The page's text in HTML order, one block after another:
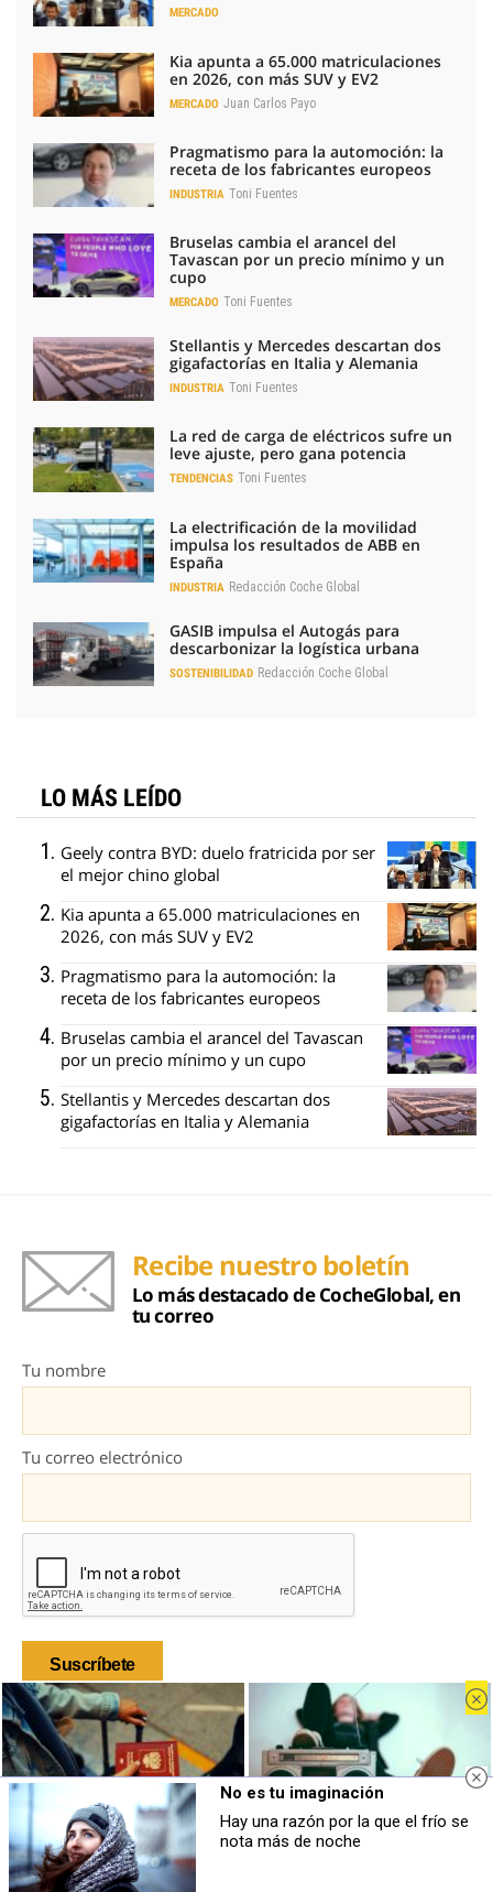
MERCADO
Kia apunta a 65.000 matriculaciones
en 2026, con más SUV y EV2
MERCADO Juan Carlos Payo
Pragmatismo para la automoción: la
receta de los fabricantes europeos
INDUSTRIA Toni Fuentes
Bruselas cambia el arancel del
Tavascan por un precio mínimo y un
cupo
MERCADO Toni Fuentes
Stellantis y Mercedes descartan dos
gigafactorías en Italia y Alemania
INDUSTRIA Toni Fuentes
La red de carga de eléctricos sufre un
leve ajuste, pero gana potencia
TENDENCIAS Toni Fuentes
La electrificación de la movilidad
impulsa los resultados de ABB en
España
INDUSTRIA Redacción Coche Global
GASIB impulsa el Autogás para
descarbonizar la logística urbana
SOSTENIBILIDAD Redacción Coche Global
LO MÁS LEÍDO
Geely contra BYD: duelo fratricida por ser
el mejor chino global
Kia apunta a 65.000 matriculaciones en
2026, con más SUV y EV2
Pragmatismo para la automoción: la
receta de los fabricantes europeos
Bruselas cambia el arancel del Tavascan
por un precio mínimo y un cupo
Stellantis y Mercedes descartan dos
gigafactorías en Italia y Alemania
Recibe nuestro boletín
Lo más destacado de CocheGlobal, en
tu correo
Tu nombre
Tu correo electrónico
Al darte de alta aceptas lapolítica de privacidady aceptas recibir
emails de marketing con información sobre el sector.
Inicio
Pasaportes que abren puertas
Los pasaportes más poderosos del
mundo, ¿está el tuyo?
Canciones que marcan
¿Por qué recuerdas canciones viejas
No es tu imaginación
Hay una razón por la que el frío se
nota más de noche